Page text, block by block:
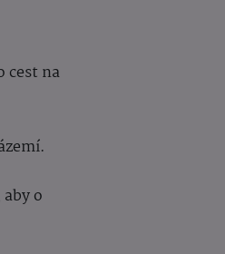
cest na
o